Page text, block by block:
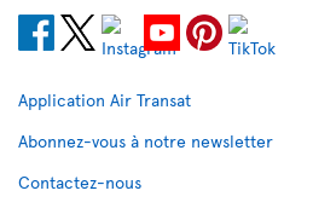
Application Air Transat
Abonnez-vous à notre newsletter
Contactez-nous